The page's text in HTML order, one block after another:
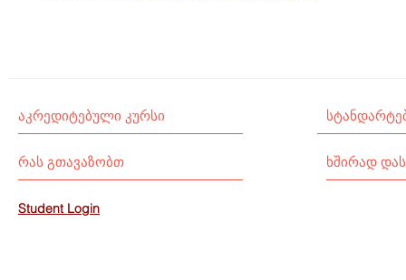
აკრედიტებული კურსი
რას გთავაზობთ ხშირად
Student Login